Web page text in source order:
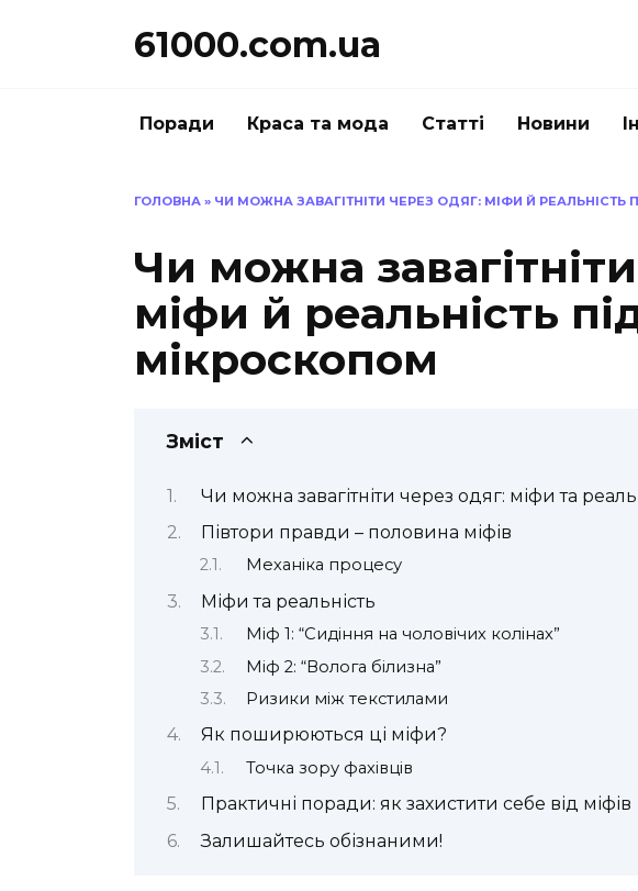
61000.com.ua
Поради Краса та мода Статті Новини
ГОЛОВНА » ЧИ МОЖНА ЗАВАГІТНІТИ ЧЕРЕЗ ОДЯГ: МІФИ Й РЕАЛЬНІСТЬ
Чи можна
міфи й реальність
мікроскопом
Зміст
Чи можна завагітніти через одяг: міфи та
Півтори правди – половина міфів
Механіка процесу
Міфи та реальність
Міф 1: “Сидіння на чоловічих колінах”
Міф 2: “Волога білизна”
Ризики між текстилами
Як поширюються ці міфи?
Точка зору фахівців
Практичні поради: як захистити себе від міфів
Залишайтесь обізнаними!